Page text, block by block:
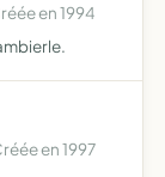
en 1994
en 1997